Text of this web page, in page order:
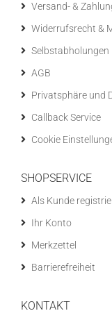
Versand- &
Widerrufsrecht &
Selbstabholungen
AGB
Privatsphäre und
Callback Service
Cookie
SHOPSERVICE
Als Kunde
Ihr Konto
Merkzettel
Barrierefreiheit
KONTAKT